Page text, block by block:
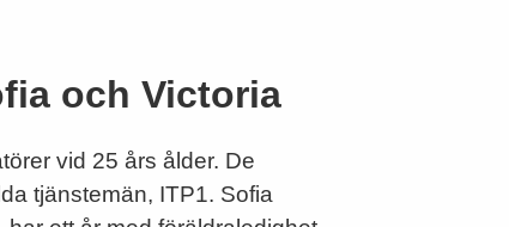
och Victoria
vid 25 års ålder. De
tjänstemän, ITP1. Sofia